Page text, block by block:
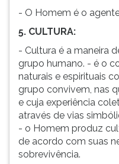
- O Homem é o
5. CULTURA:
- Cultura é a maneira
grupo humano. - é o
naturais e espirituais
grupo convivem, nas
e cuja experiência
através de vias
- o Homem produz
de acordo com suas
sobrevivência.